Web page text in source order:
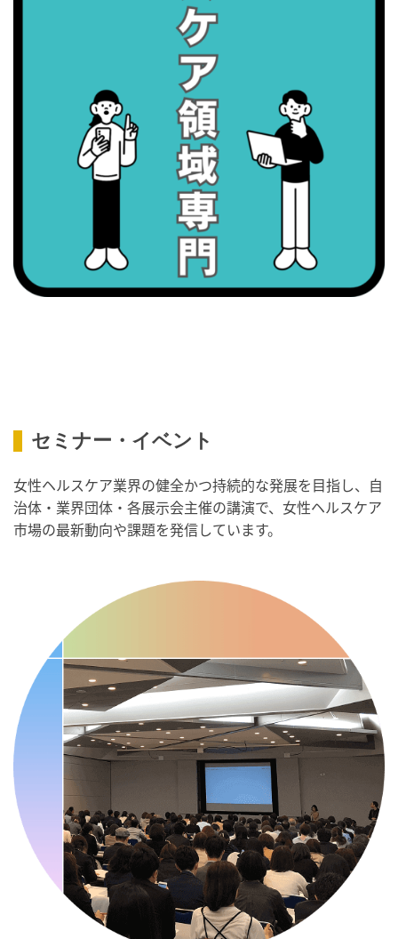
・職場の健康診断実施強化月間
・世界アルツハイマー月間
・健康増進普及月間
・歯ヂカラ探究月間
・職場の健康診断実施強化月間
・世界アルツハイマー月間
・健康増進普及月間
・がん征圧月間
・健康増進普及月間
・歯ヂカラ探究月間
・骨盤臓器脱 克服の日
2026/09/10(木)
・がん征圧月間
・世界アルツハイマー月間
・健康増進普及月間
・歯ヂカラ探究月間
・職場の健康診断実施強化月間
・自殺予防週間
・世界自殺予防デー
・日本骨髄増殖性腫瘍の日
・知的障害者愛護デー
・糖化の日
2026/09/11(金)
セミナー・イベント
女性ヘルスケア業界の健全かつ持続的な発展を目指し、自
治体・業界団体・各展示会主催の講演で、女性ヘルスケア
市場の最新動向や課題を発信しています。